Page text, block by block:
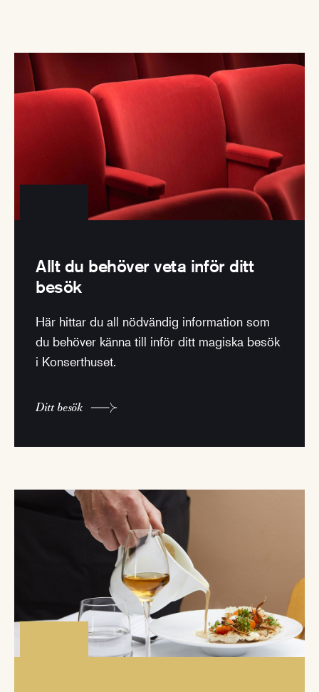
Allt du behöver veta inför ditt
besök
Här hittar du all nödvändig information som
du behöver känna till inför ditt magiska besök
i Konserthuset.
Ditt besök